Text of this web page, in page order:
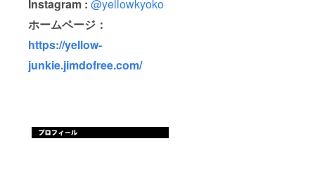
Instagram : @yellowkyoko
ホームページ：
https://yellow-
junkie.jimdofree.com/